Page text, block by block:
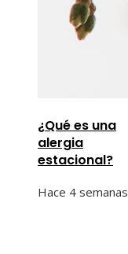
¿Qué es una
alergia
estacional?
Hace 4 semanas